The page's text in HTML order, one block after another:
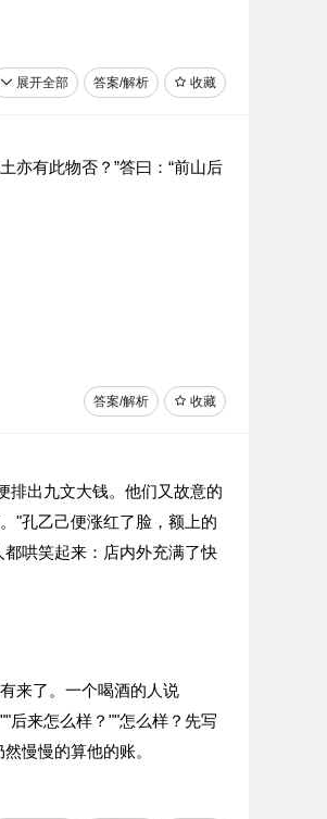
收藏
答案/解析
展开全部
亦有此物否？”答曰：“前山后
收藏
答案/解析
排出九文大钱。他们又故意的
"孔乙己便涨红了脸，额上的
哄笑起来：店内外充满了快
来了。一个喝酒的人说
来怎么样？""怎么样？先写
慢慢的算他的账。